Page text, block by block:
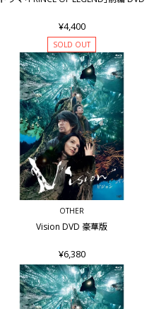
¥4,400
SOLD OUT
OTHER
Vision DVD 豪華版
¥6,380